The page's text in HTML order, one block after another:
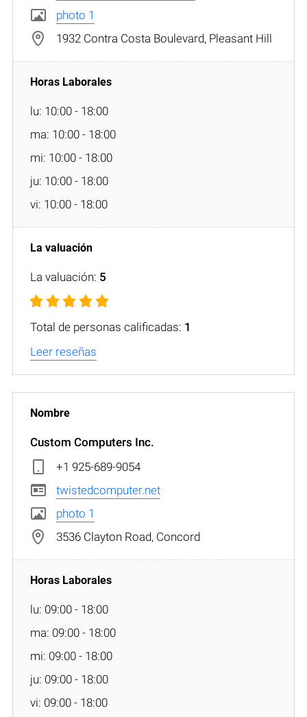
photo 1
1932 Contra Costa Boulevard, Pleasant Hill
lu: 10:00 - 18:00
ma: 10:00 - 18:00
mi: 10:00 - 18:00
ju: 10:00 - 18:00
vi: 10:00 - 18:00
La valuación: 5
Total de personas calificadas: 1
Leer reseñas
Custom Computers Inc.
+1 925-689-9054
twistedcomputer.net
photo 1
3536 Clayton Road, Concord
lu: 09:00 - 18:00
ma: 09:00 - 18:00
mi: 09:00 - 18:00
ju: 09:00 - 18:00
vi: 09:00 - 18:00